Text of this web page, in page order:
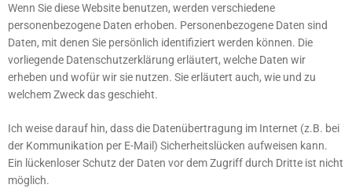
Wenn Sie diese Website benutzen, werden verschiedene
personenbezogene Daten erhoben. Personenbezogene Daten sind
Daten, mit denen Sie persönlich identifiziert werden können. Die
vorliegende Datenschutzerklärung erläutert, welche Daten wir
erheben und wofür wir sie nutzen. Sie erläutert auch, wie und zu
welchem Zweck das geschieht.
Ich weise darauf hin, dass die Datenübertragung im Internet (z.B. bei
der Kommunikation per E-Mail) Sicherheitslücken aufweisen kann.
Ein lückenloser Schutz der Daten vor dem Zugriff durch Dritte ist nicht
möglich.